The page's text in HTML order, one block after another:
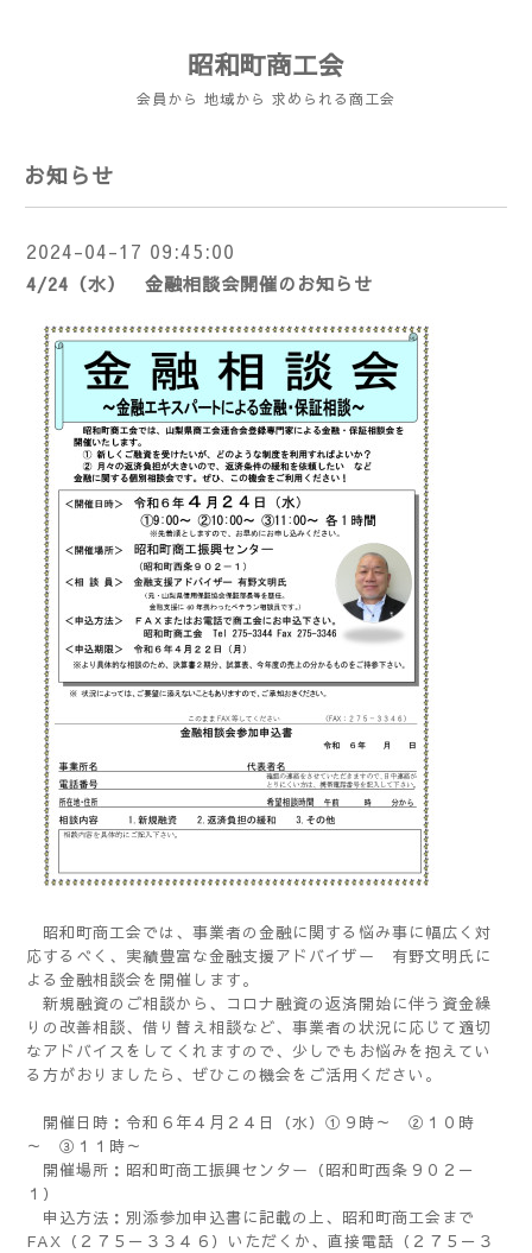
昭和町商工会
会員から 地域から 求められる商工会
お知らせ
2024-04-17 09:45:00
4/24（水） 金融相談会開催のお知らせ
昭和町商工会では、事業者の金融に関する悩み事に幅広く対
応するべく、実績豊富な金融支援アドバイザー 有野文明氏に
よる金融相談会を開催します。
新規融資のご相談から、コロナ融資の返済開始に伴う資金繰
りの改善相談、借り替え相談など、事業者の状況に応じて適切
なアドバイスをしてくれますので、少しでもお悩みを抱えてい
る方がおりましたら、ぜひこの機会をご活用ください。
開催日時：令和６年４月２４日（水）①９時～ ②１０時
～ ③１１時～
開催場所：昭和町商工振興センター（昭和町西条９０２－
１）
申込方法：別添参加申込書に記載の上、昭和町商工会まで
FAX（２７５－３３４６）いただくか、直接電話（２７５－３